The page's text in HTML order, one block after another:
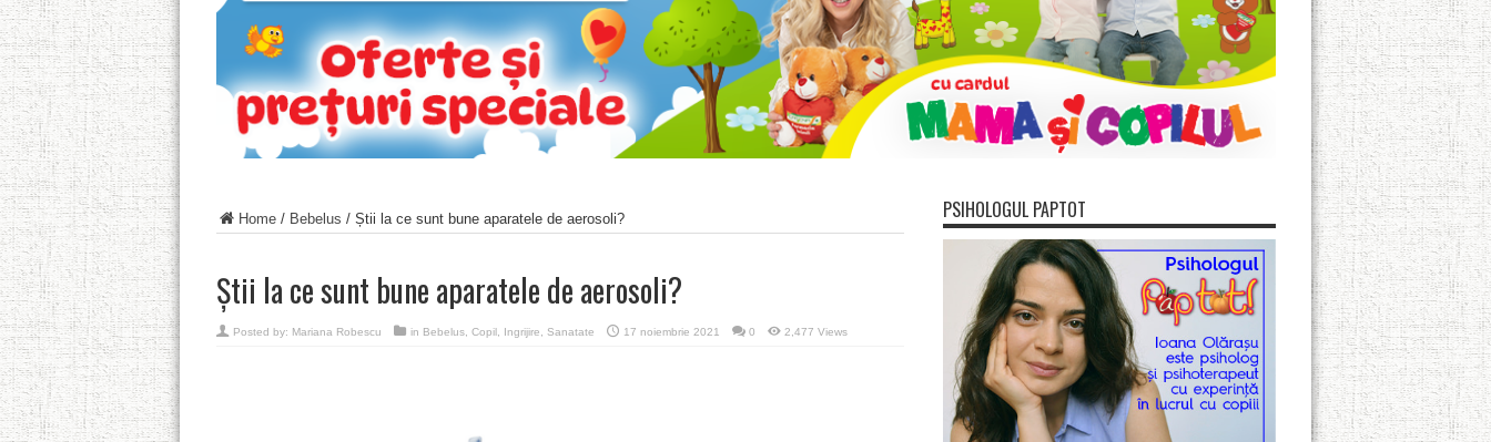
Home/ Bebelus / Știi la ce sunt bune aparatele de aerosoli?
Știi la ce sunt bune aparatele de aerosoli?
Posted by: Mariana Robescu in Bebelus, Copil, Ingrijire Sanatate 17 noiembrie 2021 0 2,477 Views
PSIHOLOGUL PAPTOT